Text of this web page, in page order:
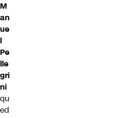
M
an
ue
l
Pe
lle
gri
ni
qu
ed